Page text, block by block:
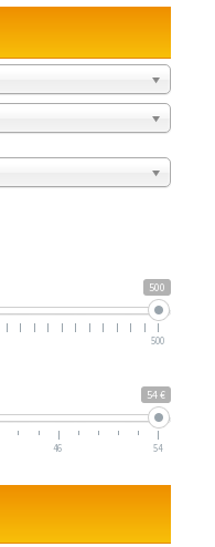
500
500
54 €
46 54